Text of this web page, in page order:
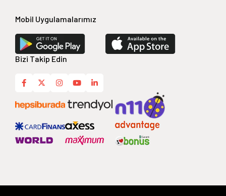
Mobil Uygulamalarımız
Bizi Takip Edin